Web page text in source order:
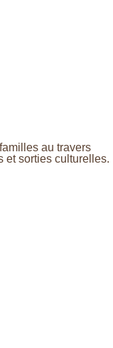
au travers
et sorties culturelles.